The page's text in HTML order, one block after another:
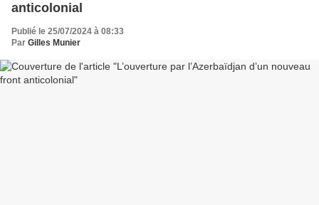
anticolonial
Publié le 25/07/2024 à 08:33
Par Gilles Munier